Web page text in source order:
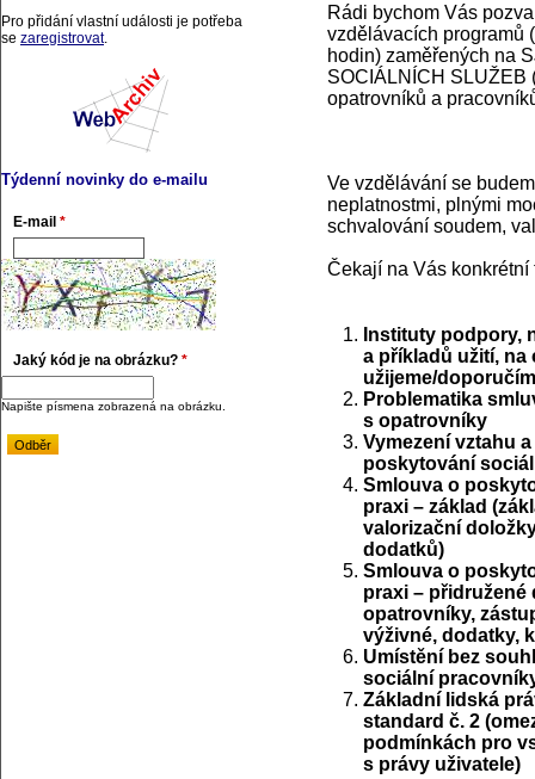
Rádi bychom Vás
vzdělávacích programů
hodin) zaměřených na
SOCIÁLNÍCH SLUŽEB
opatrovníků a
Ve vzdělávání se
neplatnostmi, plnými
schvalování soudem,
Čekají na Vás konkrétní
Instituty podpory,
a příkladů užití, na
užijeme/
Problematika
s opatrovníky
Vymezení vztahu
poskytování
Smlouva o
praxi – základ
valorizační
dodatků)
Smlouva o
praxi –
opatrovníky,
výživné, dodatky,
Umístění bez
sociální
Základní lidská
standard č. 2
podmínkách pro
s právy uživatele)
Pro přidání vlastní události je potřeba
se zaregistrovat.
Týdenní novinky do e-mailu
E-mail *
Jaký kód je na obrázku? *
Napište písmena zobrazená na obrázku.